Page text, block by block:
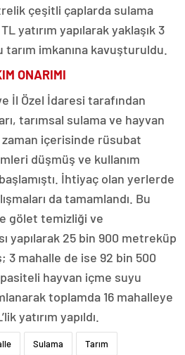
çeşitli çaplarda sulama
yatırım yapılarak yaklaşık 3
tarım imkanına kavuşturuldu.
ONARIMI
İl Özel İdaresi tarafından
tarımsal sulama ve hayvan
içerisinde rüsubat
düşmüş ve kullanım
İhtiyaç olan yerlerde
da tamamlandı. Bu
gölet temizliği ve
yapılarak 25 bin 900 metreküp
3 mahalle de ise 92 bin 500
hayvan içme suyu
toplamda 16 mahalleye
yatırım yapıldı.
Sulama Tarım